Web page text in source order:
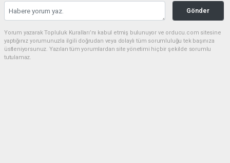
Gönder
Yorum yazarak Topluluk Kuralları’nı kabul etmiş bulunuyor ve orducu.com sitesine
yaptığınız yorumunuzla ilgili doğrudan veya dolaylı tüm sorumluluğu tek başınıza
üstleniyorsunuz. Yazılan tüm yorumlardan site yönetimi hiçbir şekilde sorumlu
tutulamaz.